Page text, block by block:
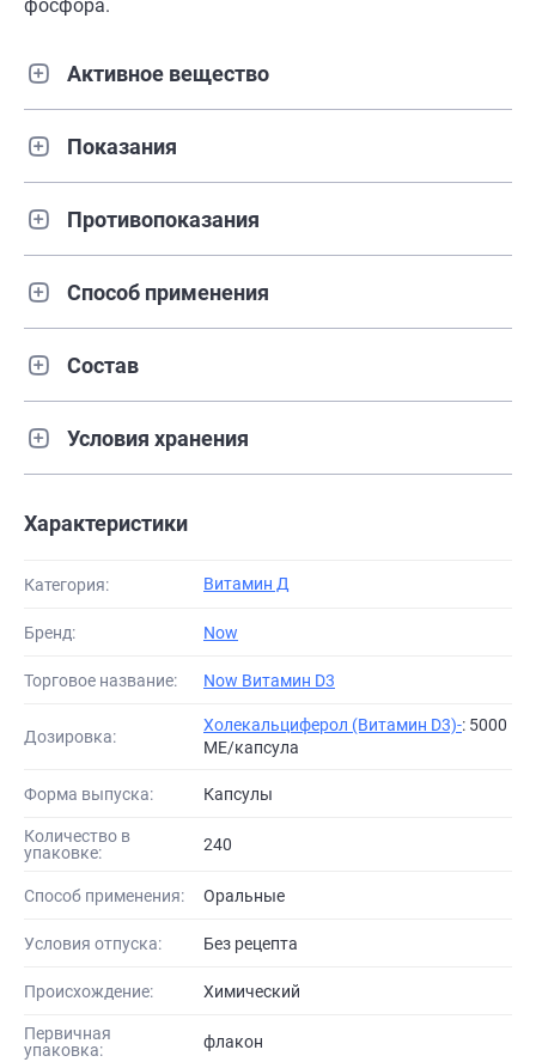
фосфора.
Активное вещество
Показания
Противопоказания
Способ применения
Состав
Условия хранения
Характеристики
Категория: Витамин Д
Бренд: Now
Торговое название: Now Витамин D3
Дозировка:
Холекальциферол (Витамин D3)-: 5000
МЕ/капсула
Форма выпуска: Капсулы
Количество в
упаковке:
240
Способ применения: Оральные
Условия отпуска: Без рецепта
Происхождение: Химический
Первичная
упаковка:
флакон